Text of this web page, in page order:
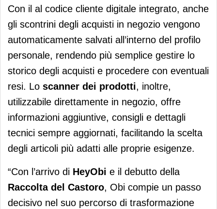
Con il al codice cliente digitale integrato, anche
gli scontrini degli acquisti in negozio vengono
automaticamente salvati all’interno del profilo
personale, rendendo più semplice gestire lo
storico degli acquisti e procedere con eventuali
resi. Lo scanner dei prodotti, inoltre,
utilizzabile direttamente in negozio, offre
informazioni aggiuntive, consigli e dettagli
tecnici sempre aggiornati, facilitando la scelta
degli articoli più adatti alle proprie esigenze.
“Con l’arrivo di HeyObi e il debutto della
Raccolta del Castoro, Obi compie un passo
decisivo nel suo percorso di trasformazione